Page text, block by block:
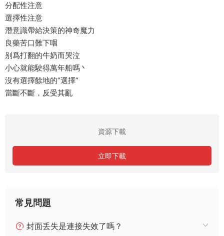
分配性注意
選擇性注意
潛意識帶給決策的神奇魔力
良藥苦口難下咽
别爲打翻的牛奶而哭泣
小心就能駛得萬年船嗎丶
沒有選擇餘地的“選擇”
當斷不斷，反受其亂
資源下載
立即下載
常見問題
封面丢失是連接失效了嗎？